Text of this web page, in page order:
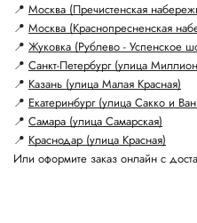
📍 Москва (Пречистенская
📍 Москва (Краснопресненская
📍 Жуковка (Рублево - Успенское
📍 Санкт-Петербург (улица
📍 Казань (улица Малая Красная)
📍 Екатеринбург (улица Сакко и
📍 Самара (улица Самарская)
📍 Краснодар (улица Красная)
Или оформите заказ онлайн с